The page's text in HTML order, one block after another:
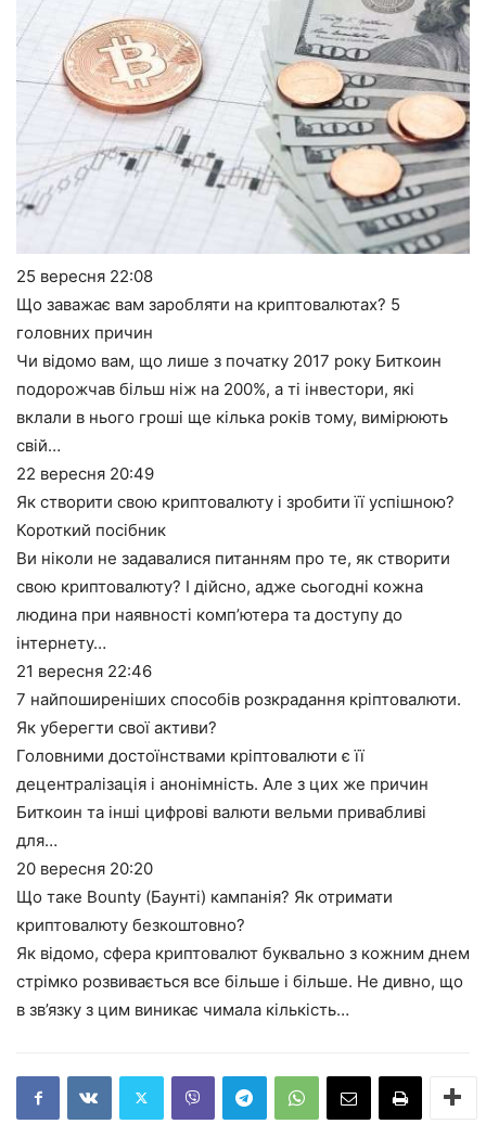
25 вересня 22:08
Що заважає вам заробляти на криптовалютах? 5
головних причин
Чи відомо вам, що лише з початку 2017 року Биткоин
подорожчав більш ніж на 200%, а ті інвестори, які
вклали в нього гроші ще кілька років тому, вимірюють
свій…
22 вересня 20:49
Як створити свою криптовалюту і зробити її успішною?
Короткий посібник
Ви ніколи не задавалися питанням про те, як створити
свою криптовалюту? І дійсно, адже сьогодні кожна
людина при наявності комп’ютера та доступу до
інтернету…
21 вересня 22:46
7 найпоширеніших способів розкрадання кріптовалюти.
Як уберегти свої активи?
Головними достоїнствами кріптовалюти є її
децентралізація і анонімність. Але з цих же причин
Биткоин та інші цифрові валюти вельми привабливі
для…
20 вересня 20:20
Що таке Bounty (Баунті) кампанія? Як отримати
криптовалюту безкоштовно?
Як відомо, сфера криптовалют буквально з кожним днем
стрімко розвивається все більше і більше. Не дивно, що
в зв’язку з цим виникає чимала кількість…